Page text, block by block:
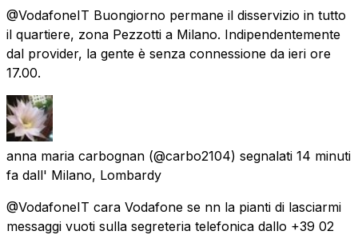
@VodafoneIT Buongiorno permane il disservizio in tutto
il quartiere, zona Pezzotti a Milano. Indipendentemente
dal provider, la gente è senza connessione da ieri ore
17.00.
anna maria carbognan (@carbo2104) segnalati 14 minuti
fa dall' Milano, Lombardy
@VodafoneIT cara Vodafone se nn la pianti di lasciarmi
messaggi vuoti sulla segreteria telefonica dallo +39 02